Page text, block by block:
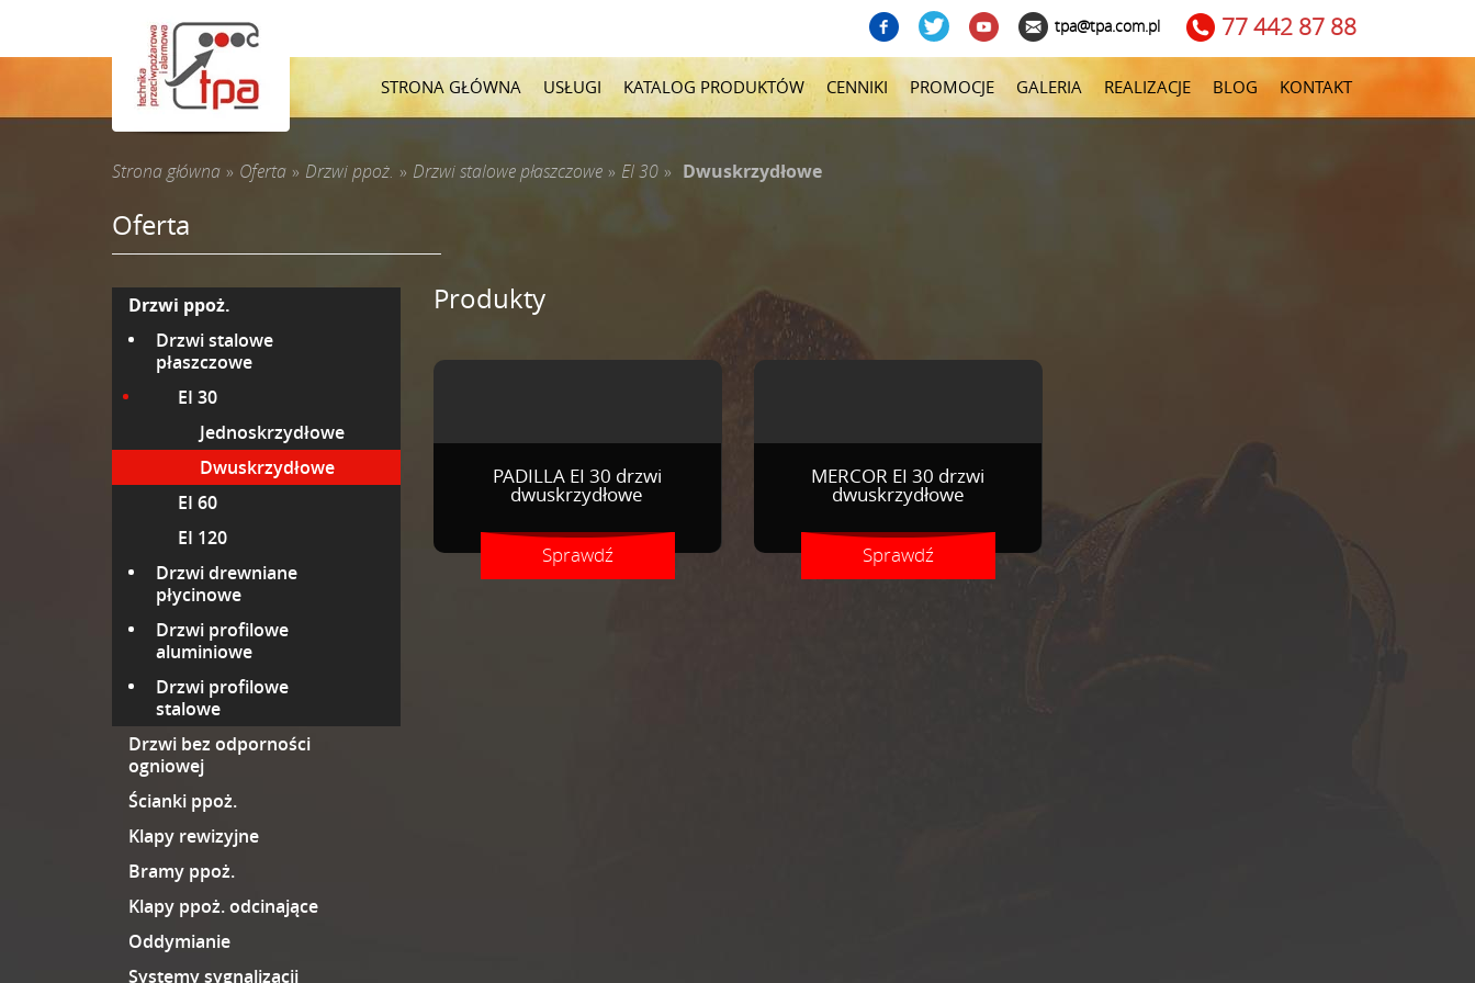
tpa@tpa.com.pl 77 442 87 88
STRONA GŁÓWNA USŁUGI KATALOG PRODUKTÓW CENNIKI PROMOCJE GALERIA REALIZACJE BLOG KONTAKT
Strona główna » Oferta » Drzwi ppoż. » Drzwi stalowe płaszczowe » EI 30 » Dwuskrzydłowe
Oferta
Drzwi ppoż.
Drzwi stalowe
płaszczowe
EI 30
Jednoskrzydłowe
Dwuskrzydłowe
EI 60
EI 120
Drzwi drewniane
płycinowe
Drzwi profilowe
aluminiowe
Drzwi profilowe
stalowe
Drzwi bez odporności
ogniowej
Ścianki ppoż.
Klapy rewizyjne
Bramy ppoż.
Klapy ppoż. odcinające
Oddymianie
Systemy sygnalizacji
Produkty
PADILLA EI 30 drzwi
dwuskrzydłowe
Sprawdź
MERCOR EI 30 drzwi
dwuskrzydłowe
Sprawdź